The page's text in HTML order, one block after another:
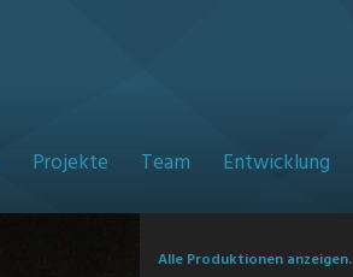
Projekte Team Entwicklung
Alle Produktionen anzeigen.